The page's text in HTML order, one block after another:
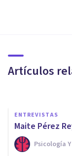
Artículos
ENTREVISTAS
Maite Pérez
Psicología